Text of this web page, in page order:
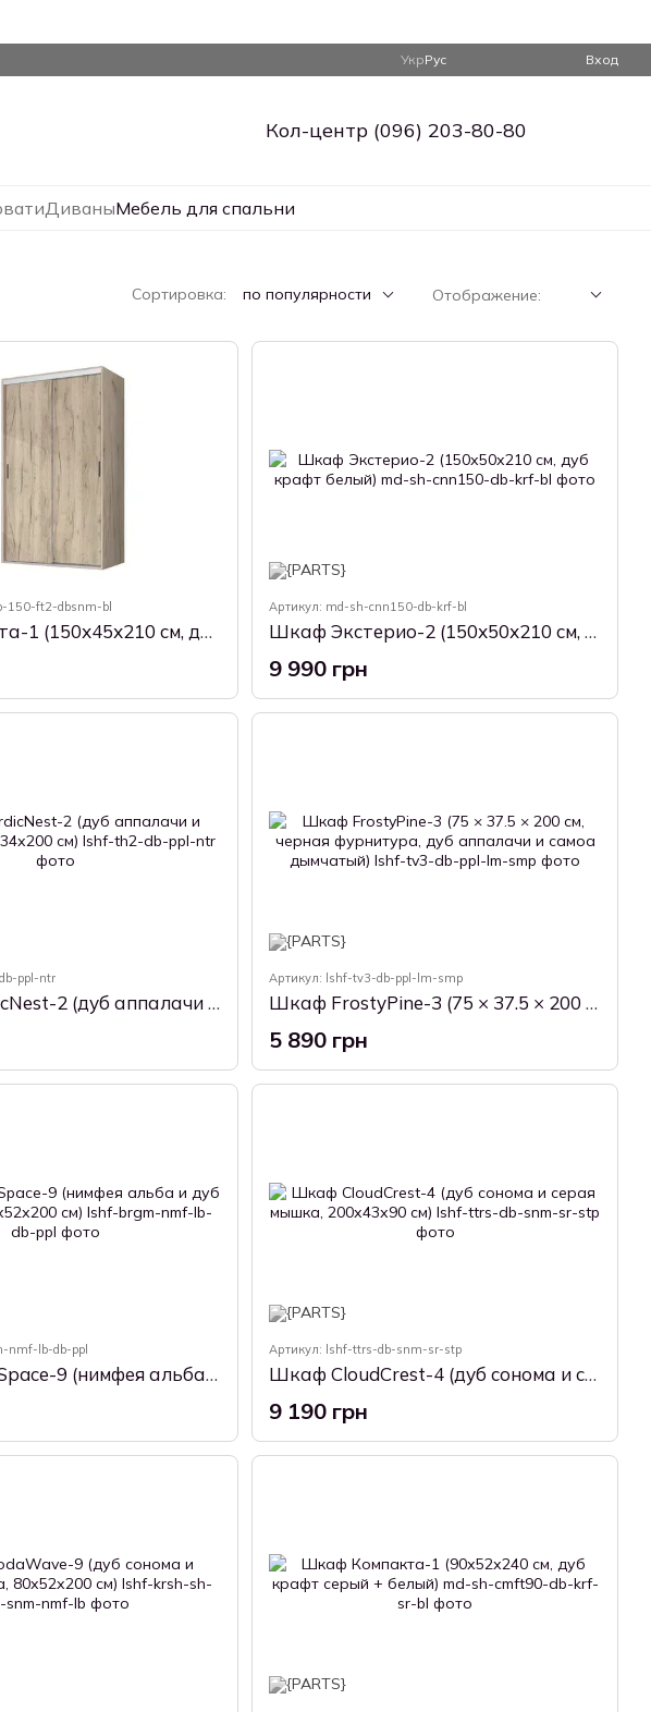
УкрРус Вход
Кол-центр (096) 203-80-80
ДиваныМебель для спальни
Сортировка: по популярности Отображение:
150-ft2-dbsnm-bl
Шкаф Вольта-1 (150х45х210 см, дуб сонома + белый)
Артикул: md-sh-cnn150-db-krf-bl
Шкаф Экстерио-2 (150х50х210 см, дуб крафт белый)
9 990 грн
ppl-ntr
Шкаф NordicNest-2 (дуб аппалачи и антрацит, 80х34х200 см)
Артикул: lshf-tv3-db-ppl-lm-smp
Шкаф FrostyPine-3 (75 × 37.5 × 200 см, черная фурнитура, дуб аппалачи и самоа дымчатый)
5 890 грн
nmf-lb-db-ppl
Шкаф SleekSpace-9 (нимфея альба и дуб аппалачи, 80х52х200 см)
Артикул: lshf-ttrs-db-snm-sr-stp
Шкаф CloudCrest-4 (дуб сонома и серая мышка, 200х43х90 см)
9 190 грн